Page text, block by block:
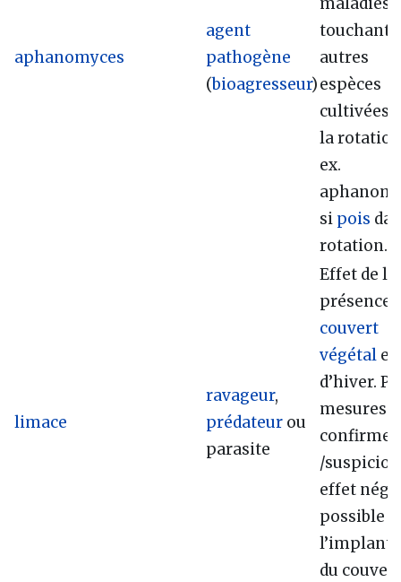
aphanomyces
agent
pathogène
(bioagresseur)
touchant
autres
espèces
cultivées
la
ex.
si pois
rotation...
limace
ravageur,
prédateur ou
parasite
Effet de la
présence
couvert
végétal
d’hiver.
mesures
confirmer
/
effet
possible
du couvert